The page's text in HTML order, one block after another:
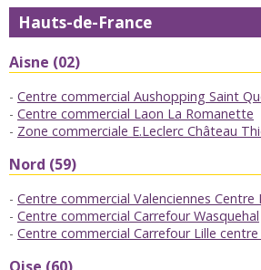
Hauts-de-France
Aisne (02)
Centre commercial Aushopping Saint
Centre commercial Laon La Romanette
Zone commerciale E.Leclerc Château
Nord (59)
Centre commercial Valenciennes Centre
Centre commercial Carrefour Wasquehal
Centre commercial Carrefour Lille